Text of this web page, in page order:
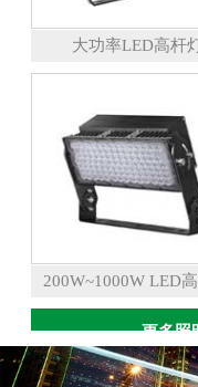
大功率LED高杆
200W~1000W LED
更多照